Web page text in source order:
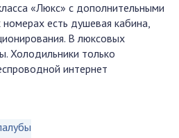
«Люкс» с дополнительными
есть душевая кабина,
В люксовых
Холодильники только
интернет